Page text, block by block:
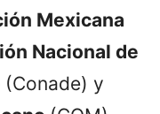
Mexicana
Nacional de
(Conade) y